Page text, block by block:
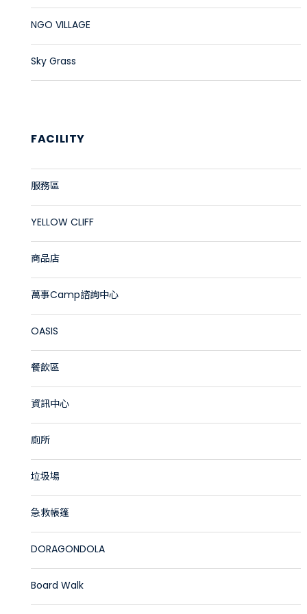
NGO VILLAGE
Sky Grass
FACILITY
服務區
YELLOW CLIFF
商品店
萬事Camp諮詢中心
OASIS
餐飲區
資訊中心
廁所
垃圾場
急救帳篷
DORAGONDOLA
Board Walk